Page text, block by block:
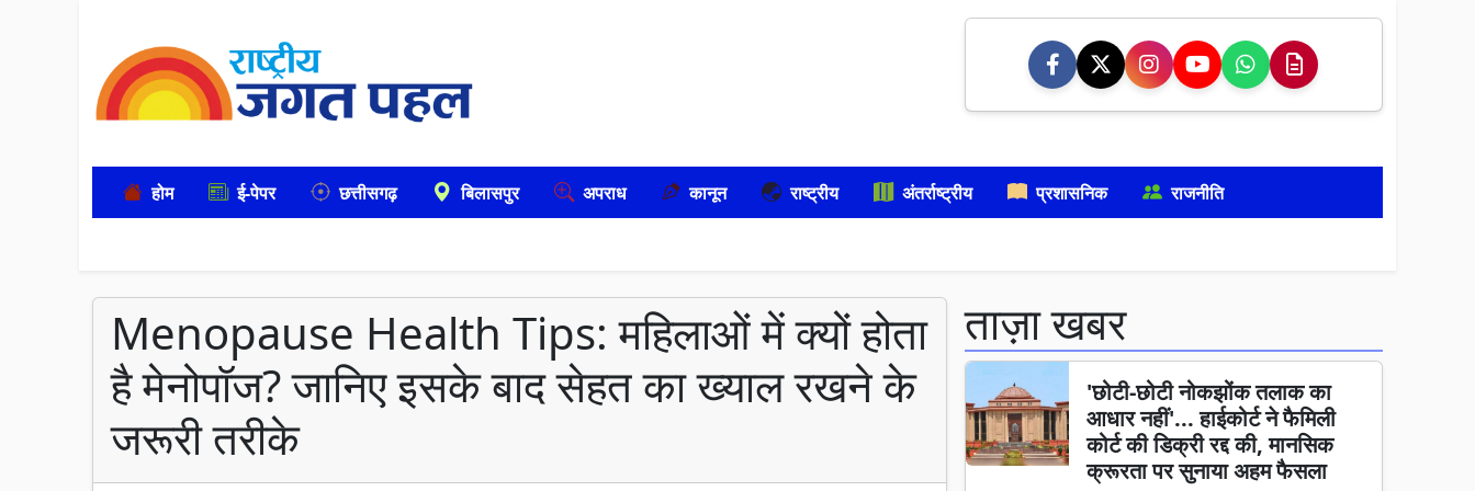
होम ई-पेपर छत्तीसगढ़ बिलासपुर अपराध कानून राष्ट्रीय अंतर्राष्ट्रीय प्रशासनिक राजनीति
Menopause Health Tips: महिलाओं में क्यों होता
है मेनोपॉज? जानिए इसके बाद सेहत का ख्याल रखने के
जरूरी तरीके
ताज़ा खबर
'छोटी-छोटी नोकझोंक तलाक का
आधार नहीं'... हाईकोर्ट ने फैमिली
कोर्ट की डिक्री रद्द की, मानसिक
क्रूरता पर सुनाया अहम फैसला